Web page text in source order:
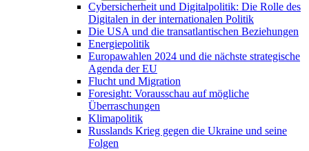
Cybersicherheit und Digitalpolitik: Die Rolle des
Digitalen in der internationalen Politik
Die USA und die transatlantischen Beziehungen
Energiepolitik
Europawahlen 2024 und die nächste strategische
Agenda der EU
Flucht und Migration
Foresight: Vorausschau auf mögliche
Überraschungen
Klimapolitik
Russlands Krieg gegen die Ukraine und seine
Folgen